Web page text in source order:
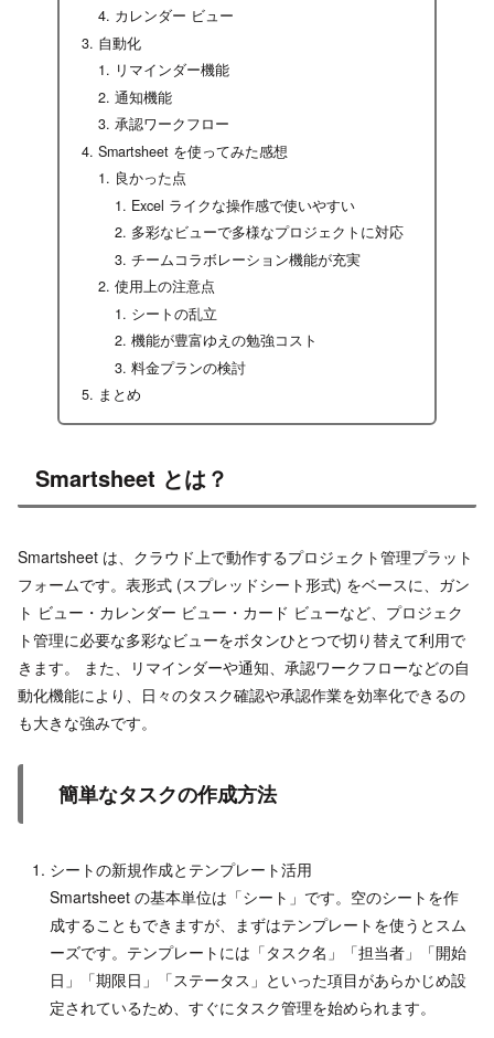
カレンダー ビュー
自動化
リマインダー機能
通知機能
承認ワークフロー
Smartsheet を使ってみた感想
良かった点
Excel ライクな操作感で使いやすい
多彩なビューで多様なプロジェクトに対応
チームコラボレーション機能が充実
使用上の注意点
シートの乱立
機能が豊富ゆえの勉強コスト
料金プランの検討
まとめ
Smartsheet とは？
Smartsheet は、クラウド上で動作するプロジェクト管理プラット
フォームです。表形式 (スプレッドシート形式) をベースに、ガン
ト ビュー・カレンダー ビュー・カード ビューなど、プロジェク
ト管理に必要な多彩なビューをボタンひとつで切り替えて利用で
きます。 また、リマインダーや通知、承認ワークフローなどの自
動化機能により、日々のタスク確認や承認作業を効率化できるの
も大きな強みです。
簡単なタスクの作成方法
シートの新規作成とテンプレート活用
Smartsheet の基本単位は「シート」です。空のシートを作
成することもできますが、まずはテンプレートを使うとスム
ーズです。テンプレートには「タスク名」「担当者」「開始
日」「期限日」「ステータス」といった項目があらかじめ設
定されているため、すぐにタスク管理を始められます。